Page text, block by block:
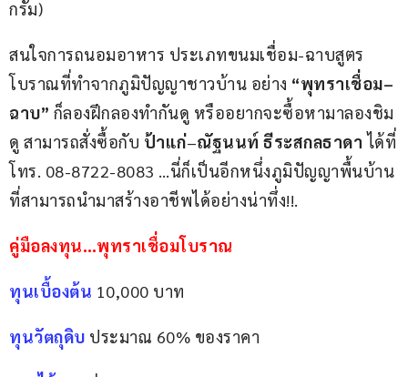
กรัม)
สนใจการถนอมอาหาร ประเภทขนมเชื่อม-ฉาบสูตร
โบราณที่ทำจากภูมิปัญญาชาวบ้าน อย่าง “พุทราเชื่อม–
ฉาบ” ก็ลองฝึกลองทำกันดู หรืออยากจะซื้อหามาลองชิม
ดู สามารถสั่งซื้อกับ ป้าแก่–ณัฐนนท์ ธีระสกลธาดา ได้ที่
โทร. 08-8722-8083 …นี่ก็เป็นอีกหนึ่งภูมิปัญญาพื้นบ้าน
ที่สามารถนำมาสร้างอาชีพได้อย่างน่าทึ่ง!!.
คู่มือลงทุน…พุทราเชื่อมโบราณ
ทุนเบื้องต้น 10,000 บาท
ทุนวัตถุดิบ ประมาณ 60% ของราคา